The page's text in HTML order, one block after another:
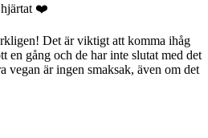
hjärtat ❤️
Det är viktigt att komma ihåg
en gång och de har inte slutat med det
vegan är ingen smaksak, även om det